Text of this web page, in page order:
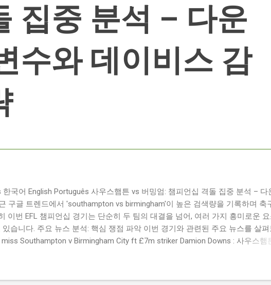
집중 분석 – 다운
수와 데이비스 감
국어 English Português 사우스햄튼 vs 버밍엄: 챔피언십 격돌 집중 분석 – 다
구글 트렌드에서 'southampton vs birmingham'이 높은 검색량을 기록하며 축
이번 EFL 챔피언십 경기는 단순히 두 팀의 대결을 넘어, 여러 가지 흥미로운
습니다. 주요 뉴스 분석: 핵심 쟁점 파악 이번 경기와 관련된 주요 뉴스를 살펴
Southampton v Birmingham City ft £7m striker Damion Downs : 사우스햄
하는 뉴스로, 팬들의 높은 관심도를 반영합니다. Chris Davies: Birmingham